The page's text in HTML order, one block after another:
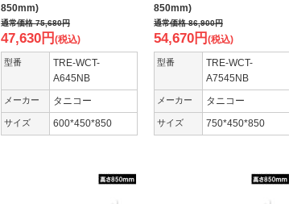
850mm)
通常価格75,680円
47,630円 (税込)
型番
TRE-WCT-
A645NB
メーカー タニコー
サイズ 600*450*850
850mm)
通常価格86,900円
54,670円 (税込)
型番
TRE-WCT-
A7545NB
メーカー タニコー
サイズ 750*450*850